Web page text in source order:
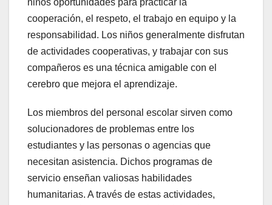
niños oportunidades para practicar la
cooperación, el respeto, el trabajo en equipo y la
responsabilidad. Los niños generalmente disfrutan
de actividades cooperativas, y trabajar con sus
compañeros es una técnica amigable con el
cerebro que mejora el aprendizaje.
Los miembros del personal escolar sirven como
solucionadores de problemas entre los
estudiantes y las personas o agencias que
necesitan asistencia. Dichos programas de
servicio enseñan valiosas habilidades
humanitarias. A través de estas actividades,